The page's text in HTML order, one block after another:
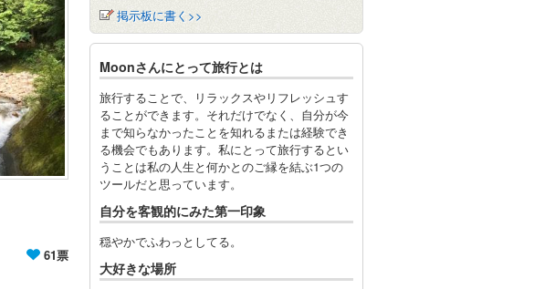
61票
掲示板に書く>>
Moonさんにとって旅行とは
旅行することで、リラックスやリフレッシュす
ることができます。それだけでなく、自分が今
まで知らなかったことを知れるまたは経験でき
る機会でもあります。私にとって旅行するとい
うことは私の人生と何かとのご縁を結ぶ1つの
ツールだと思っています。
自分を客観的にみた第一印象
穏やかでふわっとしてる。
大好きな場所